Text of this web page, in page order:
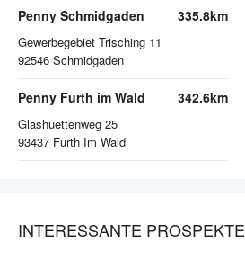
Penny Schmidgaden
Gewerbegebiet Trisching 11
92546 Schmidgaden
335.8km
Penny Furth im Wald
Glashuettenweg 25
93437 Furth Im Wald
342.6km
INTERESSANTE PROSPEKTE